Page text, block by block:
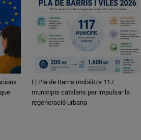
El Pla de Barris mobilitza 117
municipis catalans per impulsar la
regeneració urbana